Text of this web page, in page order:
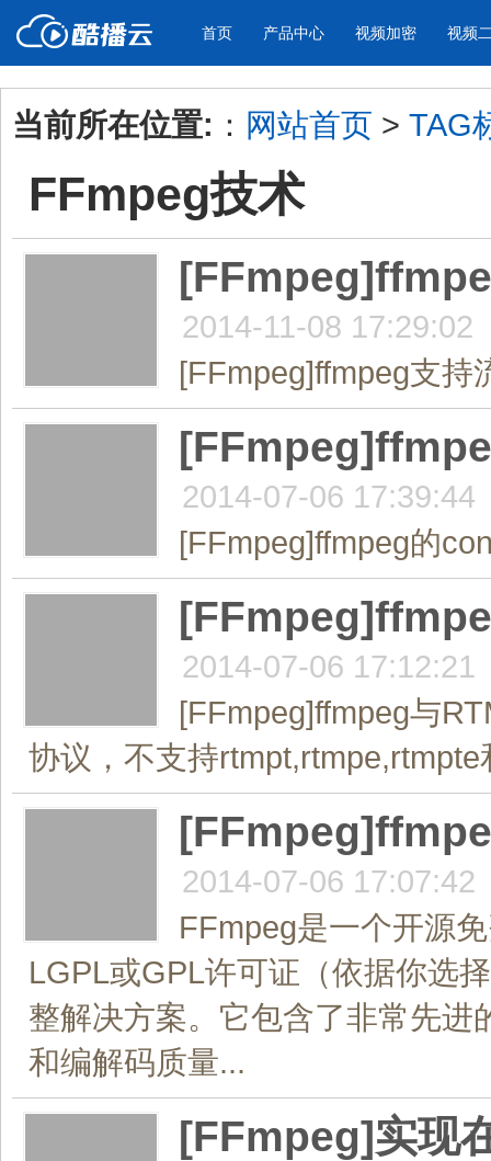
首页 产品中心
产品与新功能
视频加密防下载防录屏
教学课程全终端视频加密
防下载/防盗录/防录屏/防篡改
帮助企业视频
视频加密 视频
应用场景
企业宣传
工作汇报
年会节目
当前所在位置: ： 网站首页 > TAG
FFmpeg技术
2014-11-08 17:29:02
[FFmpeg]ffmpeg支持
2014-07-06 17:39:44
[FFmpeg]ffmpeg的
2014-07-06 17:12:21
[FFmpeg]ffmpeg与
协议，不支持
2014-07-06 17:07:42
FFmpeg是一个开源
LGPL或GPL许可证（依据你选
整解决方案。它包含了非常先
和编解码质量...
[FFmpeg]实现